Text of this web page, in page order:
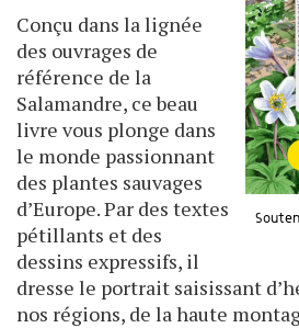
Conçu dans la lignée
des ouvrages de
référence de la
Salamandre, ce beau
livre vous plonge dans
le monde passionnant
des plantes sauvages
d’Europe. Par des textes
pétillants et des
dessins expressifs, il
dresse le portrait saisissant
nos régions, de la haute